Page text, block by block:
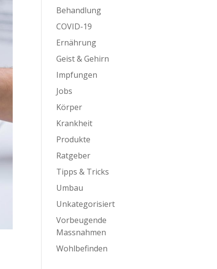
Behandlung
COVID-19
Ernährung
Geist & Gehirn
Impfungen
Jobs
Körper
Krankheit
Produkte
Ratgeber
Tipps & Tricks
Umbau
Unkategorisiert
Vorbeugende
Massnahmen
Wohlbefinden